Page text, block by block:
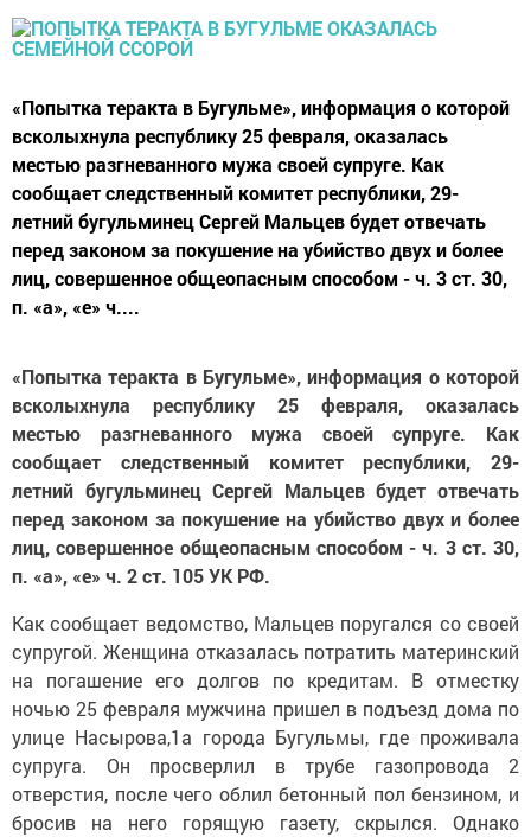
«Попытка теракта в Бугульме», информация о которой
всколыхнула республику 25 февраля, оказалась
местью разгневанного мужа своей супруге. Как
сообщает следственный комитет республики, 29-
летний бугульминец Сергей Мальцев будет отвечать
перед законом за покушение на убийство двух и более
лиц, совершенное общеопасным способом - ч. 3 ст. 30,
п. «а», «е» ч....
«Попытка теракта в Бугульме», информация о которой
всколыхнула республику 25 февраля, оказалась
местью разгневанного мужа своей супруге. Как
сообщает следственный комитет республики, 29-
летний бугульминец Сергей Мальцев будет отвечать
перед законом за покушение на убийство двух и более
лиц, совершенное общеопасным способом - ч. 3 ст. 30,
п. «а», «е» ч. 2 ст. 105 УК РФ.
Как сообщает ведомство, Мальцев поругался со своей
супругой. Женщина отказалась потратить материнский
на погашение его долгов по кредитам. В отместку
ночью 25 февраля мужчина пришел в подъезд дома по
улице Насырова,1а города Бугульмы, где проживала
супруга. Он просверлил в трубе газопровода 2
отверстия, после чего облил бетонный пол бензином, и
бросив на него горящую газету, скрылся. Однако